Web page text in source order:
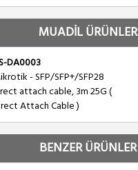
MUADİL ÜRÜNLER
DA0003
- SFP/SFP+/SFP28
attach cable, 3m 25G (
Attach Cable )
BENZER ÜRÜNLER